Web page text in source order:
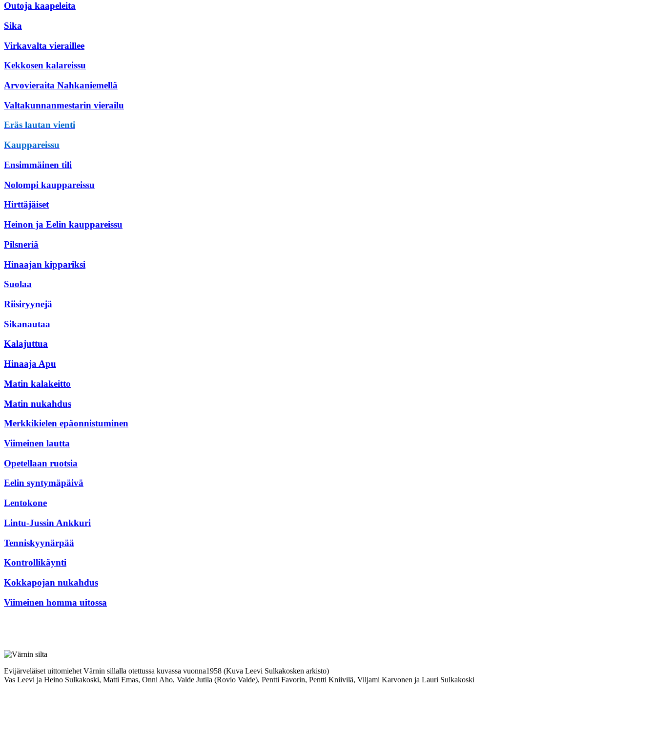
Outoja kaapeleita
Sika
Virkavalta vieraillee
Kekkosen kalareissu
Arvovieraita Nahkaniemellä
Valtakunnanmestarin vierailu
Eräs lautan vienti
Kauppareissu
Ensimmäinen tili
Nolompi kauppareissu
Hirttäjäiset
Heinon ja Eelin kauppareissu
Pilsneriä
Hinaajan kippariksi
Suolaa
Riisiryynejä
Sikanautaa
Kalajuttua
Hinaaja Apu
Matin kalakeitto
Matin nukahdus
Merkkikielen epäonnistuminen
Viimeinen lautta
Opetellaan ruotsia
Eelin syntymäpäivä
Lentokone
Lintu-Jussin Ankkuri
Tenniskyynärpää
Kontrollikäynti
Kokkapojan nukahdus
Viimeinen homma uitossa
Evijärveläiset uittomiehet Värnin sillalla otettussa kuvassa vuonna1958 (Kuva Leevi Sulkakosken arkisto)
Vas Leevi ja Heino Sulkakoski, Matti Emas, Onni Aho, Valde Jutila (Rovio Valde), Pentti Favorin, Pentti Kniivilä, Viljami Karvonen ja Lauri Sulkakoski